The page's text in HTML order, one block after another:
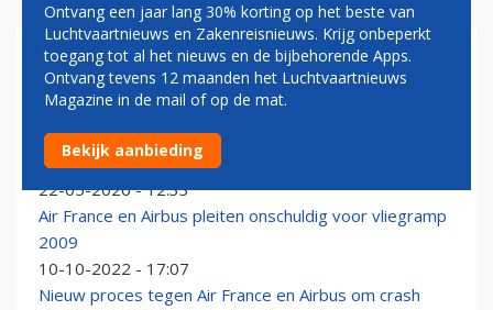
AF447
Airbus tekent protest aan tegen veroordeling in zaak
rond Air France-crash
22-05-2026 - 12:33
Air France en Airbus pleiten onschuldig voor vliegramp
2009
10-10-2022 - 17:07
Nieuw proces tegen Air France en Airbus om crash
Ontvang een jaar lang 30% korting op het beste van
Luchtvaartnieuws en Zakenreisnieuws. Krijg onbeperkt
toegang tot al het nieuws en de bijbehorende Apps.
Ontvang tevens 12 maanden het Luchtvaartnieuws
Magazine in de mail of op de mat.
Bekijk aanbieding